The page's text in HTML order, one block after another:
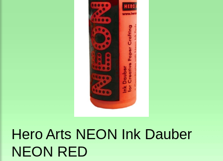
Hero Arts NEON Ink Dauber
NEON RED